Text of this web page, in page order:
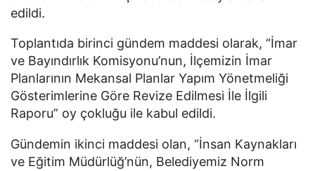
edildi.
Toplantıda birinci gündem maddesi olarak, “İmar
ve Bayındırlık Komisyonu’nun, İlçemizin İmar
Planlarının Mekansal Planlar Yapım Yönetmeliği
Gösterimlerine Göre Revize Edilmesi İle İlgili
Raporu” oy çokluğu ile kabul edildi.
Gündemin ikinci maddesi olan, “İnsan Kaynakları
ve Eğitim Müdürlüğ’nün, Belediyemiz Norm